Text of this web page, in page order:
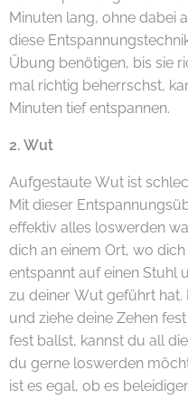
Minuten lang, ohne dabei
diese
Übung benötigen, bis sie
mal richtig beherrschst,
Minuten tief entspannen.
2. Wut
Aufgestaute Wut ist
Mit dieser
effektiv alles loswerden
dich an einem Ort, wo
entspannt auf einen Stuhl
zu deiner Wut geführt hat.
und ziehe deine Zehen
fest ballst, kannst du all
du gerne loswerden
ist es egal, ob es